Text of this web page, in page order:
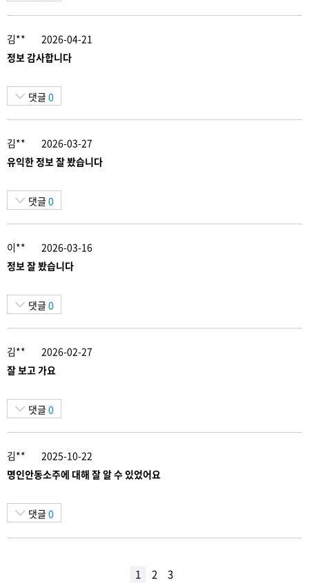
김**
2026-04-21
정보 감사합니다
댓글 0
김**
2026-03-27
유익한 정보 잘 봤습니다
댓글 0
이**
2026-03-16
정보 잘 봤습니다
댓글 0
김**
2026-02-27
잘 보고 가요
댓글 0
김**
2025-10-22
명인안동소주에 대해 잘 알 수 있었어요
댓글 0
1 2 3